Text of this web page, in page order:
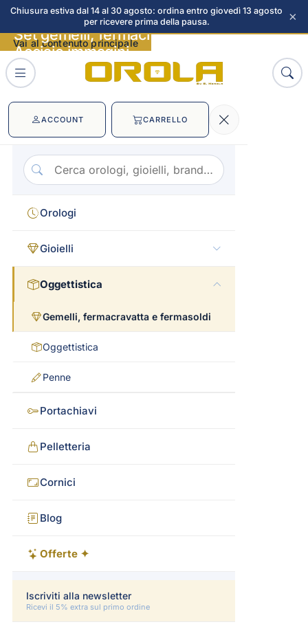
Chiusura estiva dal 14 al 30 agosto: ordina entro giovedì 13 agosto
per ricevere prima della pausa.
×
Vai al contenuto principale
ACCOUNT CARRELLO
Orologi
Gioielli
Oggettistica
Gemelli, fermacravatta e fermasoldi
Oggettistica
Penne
Portachiavi
Pelletteria
Cornici
Blog
Offerte ✦
Iscriviti alla newsletter
Ricevi il 5% extra sul primo ordine
Set gemelli, fermacravatta e spilla
Acciaio immagini